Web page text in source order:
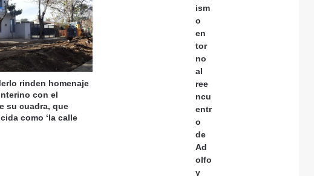
un gobernador del interior, esa oportunidad debe construirse con inteligencia»
el boleto gratuito interurbano
rinden homenaje
con el
su cuadra, que
como ‘la calle
ism
o
en
tor
no
al
ree
ncu
entr
o
de
Ad
olfo
y